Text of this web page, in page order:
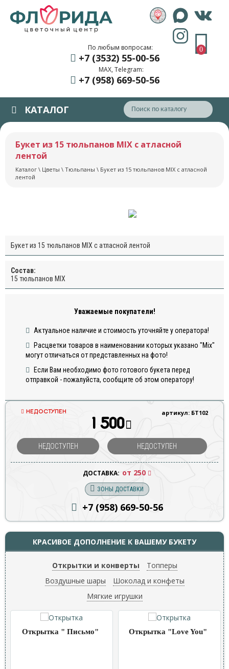
По любым вопросам:
+7 (3532) 55-00-56
MAX, Telegram:
+7 (958) 669-50-56
0
КАТАЛОГ
Букет из 15 тюльпанов MIX с атласной
лентой
Каталог \ Цветы \ Тюльпаны \ Букет из 15 тюльпанов MIX с атласной
лентой
Букет из 15 тюльпанов MIX с атласной лентой
Состав:
15 тюльпанов MIX
Уважаемые покупатели!
Актуальное наличие и стоимость уточняйте у оператора!
Расцветки товаров в наименовании которых указано "Mix"
могут отличаться от представленных на фото!
Если Вам необходимо фото готового букета перед
отправкой - пожалуйста, сообщите об этом оператору!
артикул: БТ102
НЕДОСТУПЕН
1 500
НЕДОСТУПЕН НЕДОСТУПЕН
ДОСТАВКА: от 250
ЗОНЫ ДОСТАВКИ
+7 (958) 669-50-56
КРАСИВОЕ ДОПОЛНЕНИЕ К ВАШЕМУ БУКЕТУ
Открытки и конверты
Топперы
Воздушные шары
Шоколад и конфеты
Мягкие игрушки
Открытка " Письмо" Открытка "Love You"